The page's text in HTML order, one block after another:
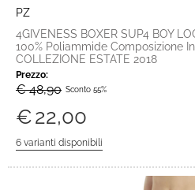
PZ
4GIVENESS BOXER SUP4 BOY
100% Poliammide Composizione
COLLEZIONE ESTATE 2018
Prezzo:
€ 48,90 Sconto 55%
€22,00